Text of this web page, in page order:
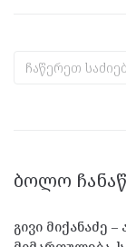
ᲑᲝᲚᲝ
გივი მიქანაძე